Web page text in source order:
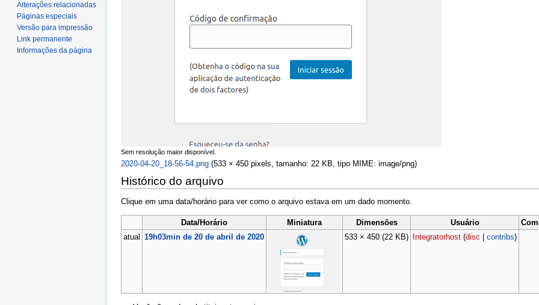
Sem resolução maior disponível.
2020-04-20_18-56-54.png (533 × 450 pixels, tamanho: 22 KB, tipo MIME: image/png)
Histórico do arquivo
Clique em uma data/horário para ver como o arquivo estava em um dado momento.
Data/Horário Miniatura Dimensões Usuário
atual 19h03min de 20 de abril de 2020 533 × 450 (22 KB) Integratorhost (disc contribs)
Alterações relacionadas
Páginas especiais
Versão para impressão
Link permanente
Informações da página